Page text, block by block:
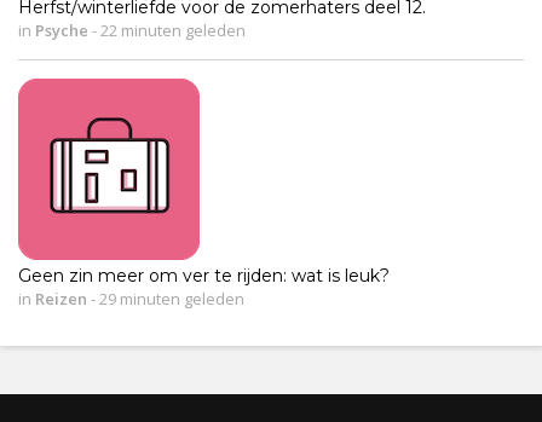
Herfst/winterliefde voor de zomerhaters deel 12.
in Psyche -22 minuten geleden
Geen zin meer om ver te rijden: wat is leuk?
in Reizen -29 minuten geleden